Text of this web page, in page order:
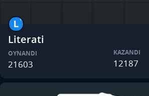
Literati
OYNANDI
21603
KAZANDI
12187